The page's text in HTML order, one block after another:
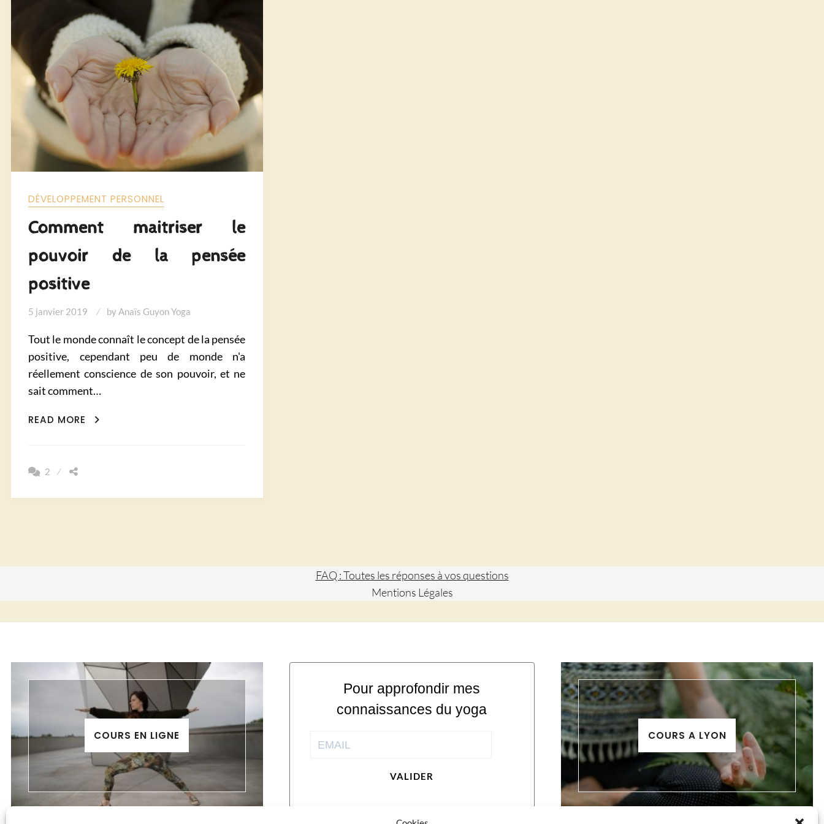
DÉVELOPPEMENT PERSONNEL
Comment maitriser le
pouvoir de la pensée
positive
5 janvier 2019 byAnaïs Guyon Yoga
Tout le monde connaît le concept de la pensée
positive, cependant peu de monde n'a
réellement conscience de son pouvoir, et ne
sait comment…
READ MORE
COMMENT
2
COURS EN LIGNE
Pour approfondir mes
connaissances du yoga
VALIDER
COURS A LYON
FAQ : Toutes les réponses à vos questions
Mentions Légales